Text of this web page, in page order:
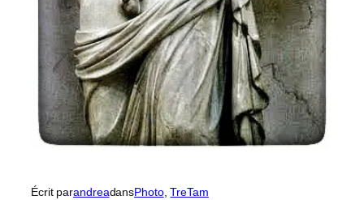
Écrit parandreadansPhoto, TreTam